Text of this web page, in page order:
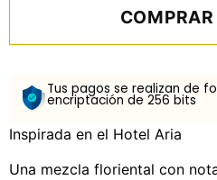
Tus pagos se realizan de
encriptación de 256 bits
Inspirada en el Hotel Aria
Una mezcla floriental con